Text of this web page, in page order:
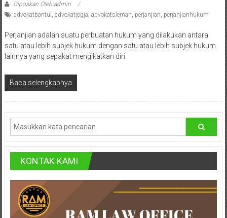
Kendari,
Riau,
Pekanbaru,
Bengkulu,
Mukomuko,
Gunung
Kidul,
Kulon
Progo,
Balikpapan,
Jakarta
Diposkan Oleh:admin
advokatbantul , advokatjogja, advokatsleman, perjanjian, perjanjianhukum
Perjanjian adalah suatu perbuatan hukum yang dilakukan antara
satu atau lebih subjek hukum dengan satu atau lebih subjek hukum
lainnya yang sepakat mengikatkan diri
Baca selengkapnya
KONTAK KAMI